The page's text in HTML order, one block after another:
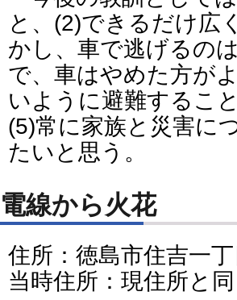
と、(2)できるだけ広
かし、車で逃げるの
で、車はやめた方が
いように避難するこ
(5)常に家族と災害に
たいと思う。
電線から火花
住所：徳島市住吉一丁
当時住所：現住所と同